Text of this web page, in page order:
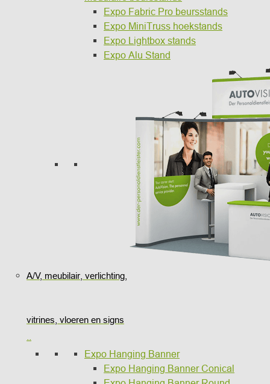
Expo Fabric Pro beursstands
Expo MiniTruss hoekstands
Expo Lightbox stands
Expo Alu Stand
A/V, meubilair, verlichting,
vitrines, vloeren en signs
Expo Hanging Banner
Expo Hanging Banner Conical